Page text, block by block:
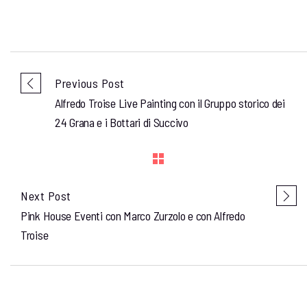
Previous Post
Alfredo Troise Live Painting con il Gruppo storico dei
24 Grana e i Bottari di Succivo
Next Post
Pink House Eventi con Marco Zurzolo e con Alfredo
Troise